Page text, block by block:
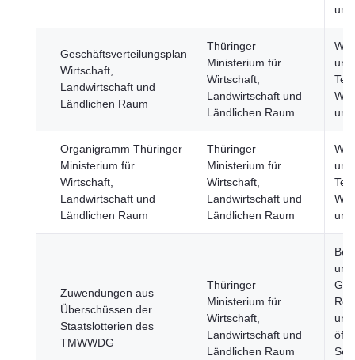
Geschäftsverteilungsplan
Wirtschaft,
Landwirtschaft und
Ländlichen Raum
Thüringer
Ministerium für
Wirtschaft,
Landwirtschaft und
Ländlichen Raum
und
Organigramm Thüringer
Ministerium für
Wirtschaft,
Landwirtschaft und
Ländlichen Raum
Thüringer
Ministerium für
Wirtschaft,
Landwirtschaft und
Ländlichen Raum
und
Zuwendungen aus
Überschüssen der
Staatslotterien des
TMWWDG
Thüringer
Ministerium für
Wirtschaft,
Landwirtschaft und
Ländlichen Raum
und
und